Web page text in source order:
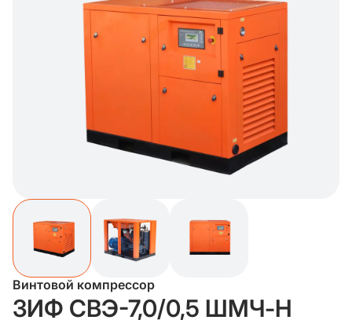
Винтовой компрессор
ЗИФ СВЭ-7,0/0,5 ШМЧ-Н